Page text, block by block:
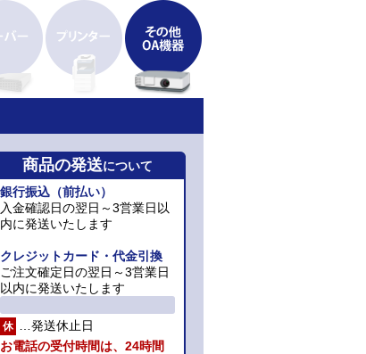
商品の発送について
銀行振込（前払い）
入金確認日の翌日～3営業日以
内に発送いたします
クレジットカード・代金引換
ご注文確定日の翌日～3営業日
以内に発送いたします
休
…発送休止日
お電話の受付時間は、24時間